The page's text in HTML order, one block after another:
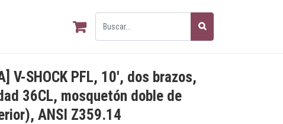
V-SHOCK PFL, 10', dos brazos,
36CL, mosquetón doble de
ANSI Z359.14